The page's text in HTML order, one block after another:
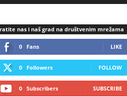
nas i naš grad na društvenim mrežama
0 Fans LIKE
0 Followers FOLLOW
0 Subscribers SUBSCRIBE